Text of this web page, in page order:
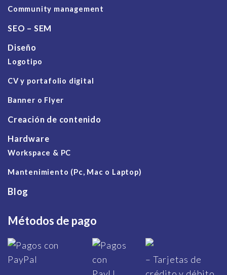
Community management
SEO – SEM
Diseño
Logotipo
CV y portafolio digital
Banner o Flyer
Creación de contenido
Hardware
Workspace & PC
Mantenimiento (Pc, Mac o Laptop)
Blog
Métodos de pago
– Tarjetas de